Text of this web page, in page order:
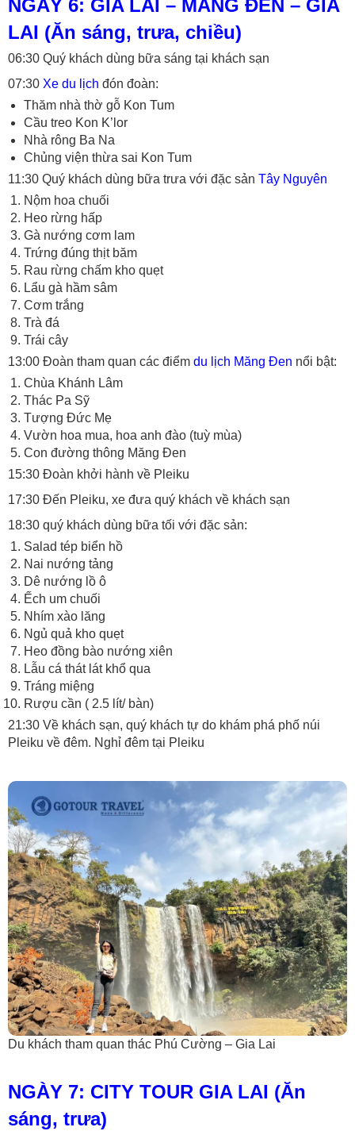
NGÀY 6: GIA LAI – MĂNG ĐEN – GIA
LAI (Ăn sáng, trưa, chiều)
06:30 Quý khách dùng bữa sáng tại khách sạn
07:30 Xe du lịch đón đoàn:
Thăm nhà thờ gỗ Kon Tum
Cầu treo Kon K’lor
Nhà rông Ba Na
Chủng viện thừa sai Kon Tum
11:30 Quý khách dùng bữa trưa với đặc sản Tây Nguyên
Nộm hoa chuối
Heo rừng hấp
Gà nướng cơm lam
Trứng đúng thịt băm
Rau rừng chấm kho quẹt
Lẩu gà hầm sâm
Cơm trắng
Trà đá
Trái cây
13:00 Đoàn tham quan các điểm du lịch Măng Đen nổi bật:
Chùa Khánh Lâm
Thác Pa Sỹ
Tượng Đức Mẹ
Vườn hoa mua, hoa anh đào (tuỳ mùa)
Con đường thông Măng Đen
15:30 Đoàn khởi hành về Pleiku
17:30 Đến Pleiku, xe đưa quý khách về khách sạn
18:30 quý khách dùng bữa tối với đặc sản:
Salad tép biển hồ
Nai nướng tảng
Dê nướng lồ ô
Ếch um chuối
Nhím xào lăng
Ngủ quả kho quẹt
Heo đồng bào nướng xiên
Lẫu cá thát lát khổ qua
Tráng miệng
Rượu cần ( 2.5 lít/ bàn)
21:30 Về khách sạn, quý khách tự do khám phá phố núi
Pleiku về đêm. Nghỉ đêm tại Pleiku
Du khách tham quan thác Phú Cường – Gia Lai
NGÀY 7: CITY TOUR GIA LAI (Ăn
sáng, trưa)